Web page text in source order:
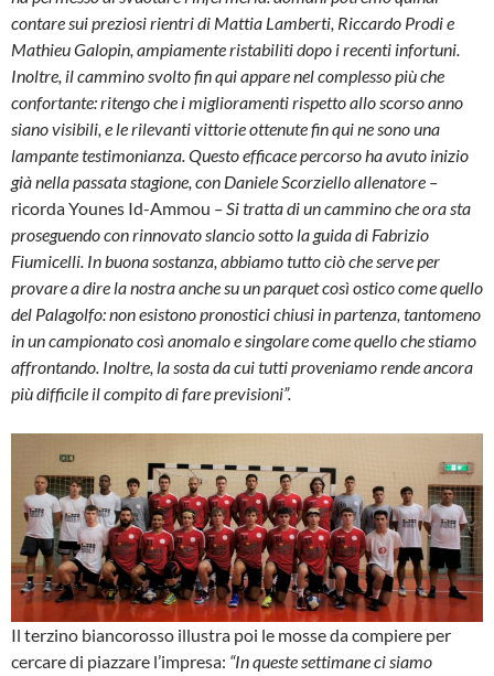
contare sui preziosi rientri di Mattia Lamberti, Riccardo Prodi e
Mathieu Galopin, ampiamente ristabiliti dopo i recenti infortuni.
Inoltre, il cammino svolto fin qui appare nel complesso più che
confortante: ritengo che i miglioramenti rispetto allo scorso anno
siano visibili, e le rilevanti vittorie ottenute fin qui ne sono una
lampante testimonianza. Questo efficace percorso ha avuto inizio
già nella passata stagione, con Daniele Scorziello allenatore –
ricorda Younes Id-Ammou – Si tratta di un cammino che ora sta
proseguendo con rinnovato slancio sotto la guida di Fabrizio
Fiumicelli. In buona sostanza, abbiamo tutto ciò che serve per
provare a dire la nostra anche su un parquet così ostico come quello
del Palagolfo: non esistono pronostici chiusi in partenza, tantomeno
in un campionato così anomalo e singolare come quello che stiamo
affrontando. Inoltre, la sosta da cui tutti proveniamo rende ancora
più difficile il compito di fare previsioni”.
Il terzino biancorosso illustra poi le mosse da compiere per
cercare di piazzare l’impresa: “In queste settimane ci siamo